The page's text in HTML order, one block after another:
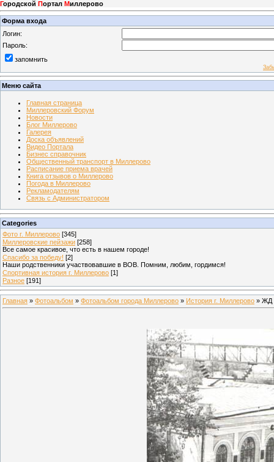
Городской Портал Миллерово
Форма входа
Логин:
Пароль:
запомнить
Меню сайта
Главная страница
Миллеровский Форум
Новости
Блог Миллерово
Галерея
Доска объявлений
Видео Портала
Бизнес справочник
Общественный транспорт в Миллерово
Расписание приема врачей
Книга отзывов о Миллерово
Погода в Миллерово
Рекламодателям
Связь с Администратором
Categories
Фото г. Миллерово [345]
Миллеровские пейзажи [258]
Все самое красивое, что есть в нашем городе!
Спасибо за победу! [2]
Наши родственники участвовавшие в ВОВ. Помним, любим, гордимся!
Спортивная история г. Миллерово [1]
Разное [191]
Главная » Фотоальбом » Фотоальбом города Миллерово » История г. Миллерово » ЖД